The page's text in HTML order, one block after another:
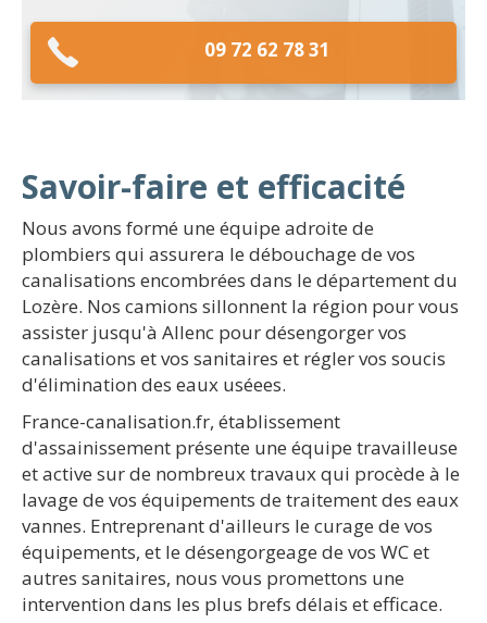
09 72 62 78 31
Savoir-faire et efficacité
Nous avons formé une équipe adroite de
plombiers qui assurera le débouchage de vos
canalisations encombrées dans le département du
Lozère. Nos camions sillonnent la région pour vous
assister jusqu'à Allenc pour désengorger vos
canalisations et vos sanitaires et régler vos soucis
d'élimination des eaux uséees.
France-canalisation.fr, établissement
d'assainissement présente une équipe travailleuse
et active sur de nombreux travaux qui procède à le
lavage de vos équipements de traitement des eaux
vannes. Entreprenant d'ailleurs le curage de vos
équipements, et le désengorgeage de vos WC et
autres sanitaires, nous vous promettons une
intervention dans les plus brefs délais et efficace.